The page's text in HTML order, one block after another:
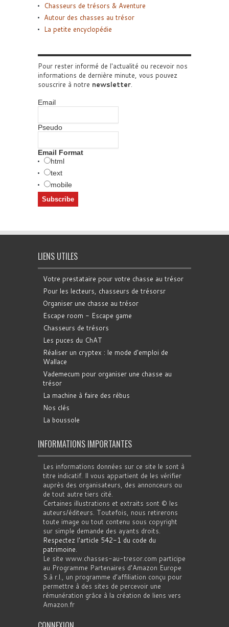
Chasseurs de trésors & Aventure
Autour des chasses au trésor
La petite encyclopédie
Pour rester informé de l'actualité ou recevoir nos
informations de dernière minute, vous pouvez
souscrire à notre newsletter.
Email
Pseudo
Email Format
html
text
mobile
LIENS UTILES
Votre prestataire pour votre chasse au trésor
Pour les lecteurs, chasseurs de trésorsr
Organiser une chasse au trésor
Escape room - Escape game
Chasseurs de trésors
Les puces du ChAT
Réaliser un cryptex : le mode d'emploi de
Wallace
Vademecum pour organiser une chasse au
trésor
La machine à faire des rébus
Nos clés
La boussole
INFORMATIONS IMPORTANTES
Les informations données sur ce site le sont à
titre indicatif. Il vous appartient de les vérifier
auprès des organisateurs, des annonceurs ou
de tout autre tiers cité.
Certaines illustrations et extraits sont © les
auteurs/éditeurs. Toutefois, nous retirerons
toute image ou tout contenu sous copyright
sur simple demande des ayants droits.
Respectez l'article 542-1 du code du
patrimoine.
Le site www.chasses-au-tresor.com participe
au Programme Partenaires d’Amazon Europe
S.à r.l., un programme d’affiliation conçu pour
permettre à des sites de percevoir une
rémunération grâce à la création de liens vers
Amazon.fr